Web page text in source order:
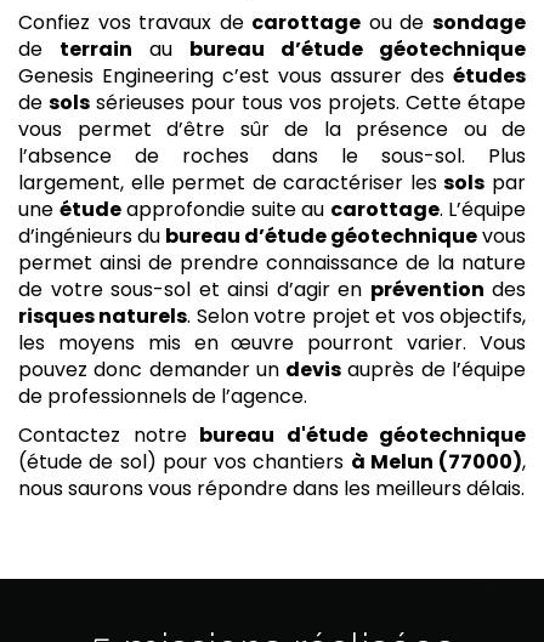
Confiez vos travaux de carottage ou desondage
de terrain au bureau d’étude géotechnique
Genesis Engineering c’est vous assurer des études
de sols sérieuses pour tous vos projets. Cette étape
vous permet d’être sûr de la présence ou de
l’absence de roches dans le sous-sol. Plus
largement, elle permet de caractériser lessols par
une étudeapprofondie suite au carottage. L’équipe
d’ingénieurs du bureau d’étude géotechniquevous
permet ainsi de prendre connaissance de la nature
de votre sous-sol et ainsi d’agir en prévention des
risques naturels. Selon votre projet et vos objectifs,
les moyens mis en œuvre pourront varier. Vous
pouvez donc demander un devis auprès de l’équipe
de professionnels de l’agence.
Contactez notre bureau d'étude géotechnique
(étude de sol) pour vos chantiers à Melun (77000),
nous saurons vous répondre dans les meilleurs délais.